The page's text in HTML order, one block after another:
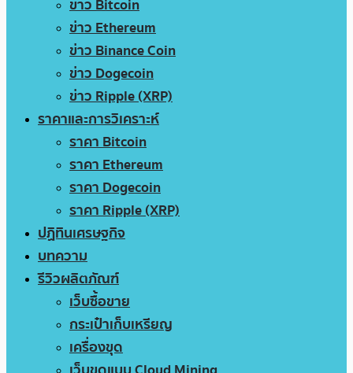
ข่าว Bitcoin
ข่าว Ethereum
ข่าว Binance Coin
ข่าว Dogecoin
ข่าว Ripple (XRP)
ราคาและการวิเคราะห์
ราคา Bitcoin
ราคา Ethereum
ราคา Dogecoin
ราคา Ripple (XRP)
ปฏิทินเศรษฐกิจ
บทความ
รีวิวผลิตภัณฑ์
เว็บซื้อขาย
กระเป๋าเก็บเหรียญ
เครื่องขุด